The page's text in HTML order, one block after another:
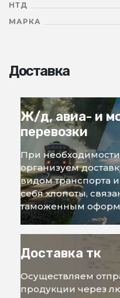
НТД
МАРКА
Доставка
Ж/д, авиа- и
перевозки
При
организуем
видом транспорта
себя хлопоты,
таможенным
Доставка тк
Осуществляем
продукции через